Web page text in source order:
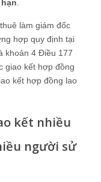
làm giám đốc
hợp quy định tại
khoản 4 Điều 177
giao kết hợp đồng
kết hợp đồng lao
kết nhiều
người sử